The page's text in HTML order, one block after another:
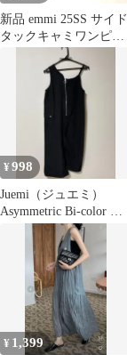
新品 emmi 25SS サイド
タックキャミワンピー
ス 吸水速乾 洗える 1
¥998
Juemi（ジュエミ）
Asymmetric Bi-color ブ
ラック
¥ 1,399